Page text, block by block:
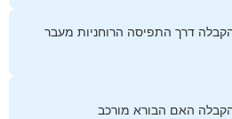
דרך התפיסה הרוחניות מעבר
האם הבורא מורכב